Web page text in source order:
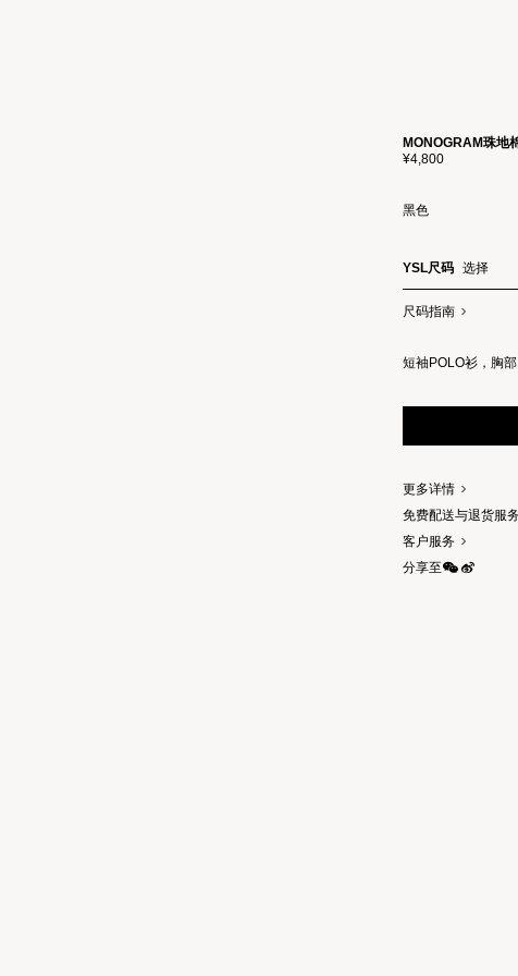
MONOGRAM珠地
¥4,800
黑色
YSL尺码 选择
尺码指南
短袖POLO衫，胸
更多详情
免费配送与退货服
客户服务
分享至